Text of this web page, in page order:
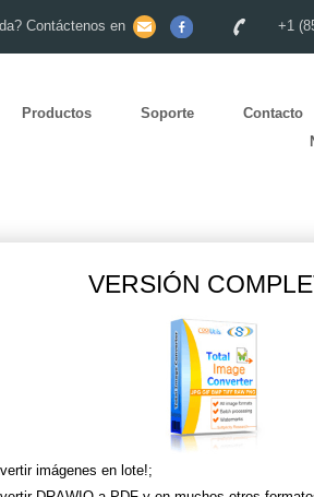
Contáctenos en +1
Productos Soporte Contacto
VERSIÓN
imágenes en lote!;